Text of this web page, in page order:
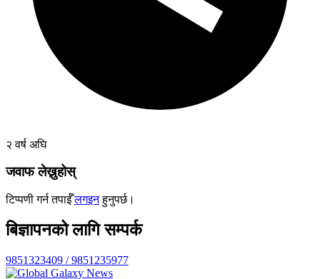
२ वर्ष अघि
जवाफ लेख्नुहोस्
टिप्पणी गर्न तपाईँलगइनहुनुपर्छ।
बिज्ञापनको लागि सम्पर्क
9851323409 / 9851235977